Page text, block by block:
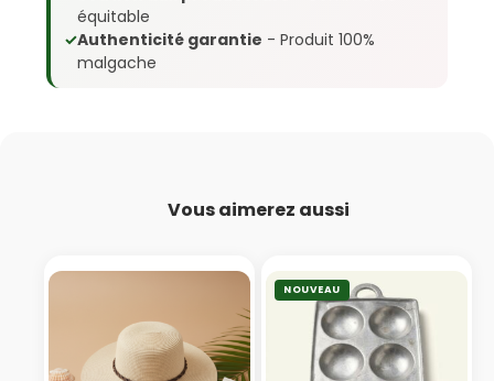
équitable
✓Authenticité garantie - Produit 100%
malgache
Vous aimerez aussi
NOUVEAU